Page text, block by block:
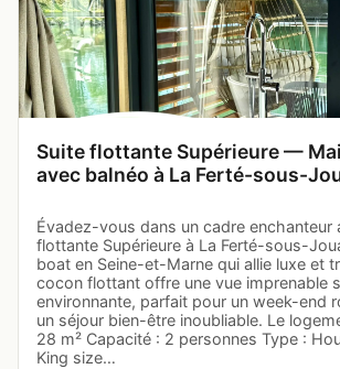
Suite flottante Supérieure —
avec balnéo à La Ferté-sous-
Évadez-vous dans un cadre enchanteur
flottante Supérieure à La Ferté-sous-
boat en Seine-et-Marne qui allie luxe et
cocon flottant offre une vue imprenable
environnante, parfait pour un week-end
un séjour bien-être inoubliable. Le
28 m² Capacité : 2 personnes Type :
King size…